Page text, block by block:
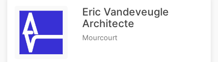
Eric Vandeveugle
Architecte
Mourcourt